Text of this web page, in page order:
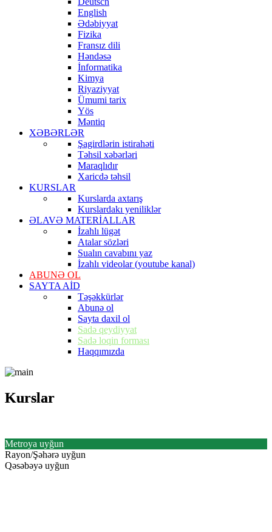
English
Ədəbiyyat
Fizika
Fransız dili
Həndəsə
İnformatika
Kimya
Riyaziyyat
Ümumi tarix
Yös
Məntiq
XƏBƏRLƏR
Şagirdlərin istirahəti
Təhsil xəbərləri
Maraqlıdır
Xaricdə təhsil
KURSLAR
Kurslarda axtarış
Kurslardakı yeniliklər
ƏLAVƏ MATERİALLAR
İzahlı lügət
Atalar sözləri
Sualın cavabını yaz
İzahlı videolar (youtube kanal)
ABUNƏ OL
SAYTA AİD
Təşəkkürlər
Abunə ol
Sayta daxil ol
Sadə qeydiyyat
Sadə loqin forması
Haqqımızda
Kurslar
Kurslar
Metroya uyğun
Rayon/Şəhərə uyğun
Qəsəbəyə uyğun